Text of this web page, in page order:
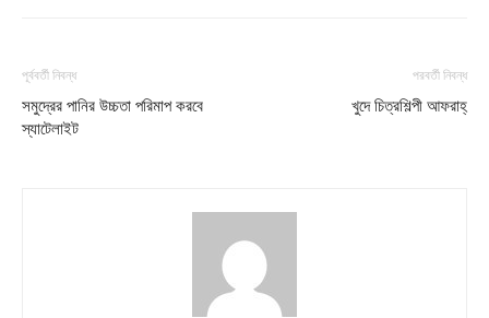
পূর্ববর্তী নিবন্ধ
সমুদ্রের পানির উচ্চতা পরিমাপ করবে
স্যাটেলাইট
পরবর্তী নিবন্ধ
খুদে চিত্রশিল্পী আফরাহ্